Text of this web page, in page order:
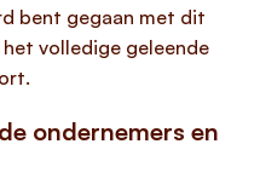
bent gegaan met dit
volledige geleende
ondernemers en